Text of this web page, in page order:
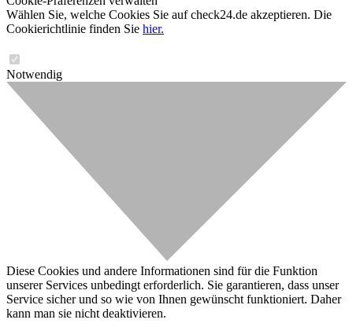
Wählen Sie, welche Cookies Sie auf check24.de akzeptieren. Die
Cookierichtlinie finden Sie hier.
Notwendig
Diese Cookies und andere Informationen sind für die Funktion
unserer Services unbedingt erforderlich. Sie garantieren, dass unser
Service sicher und so wie von Ihnen gewünscht funktioniert. Daher
kann man sie nicht deaktivieren.